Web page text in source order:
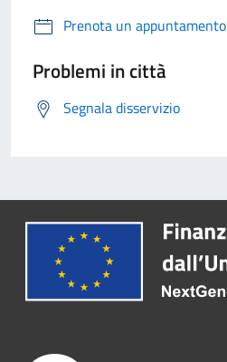
Prenota un appuntamento
Problemi in città
Segnala disservizio